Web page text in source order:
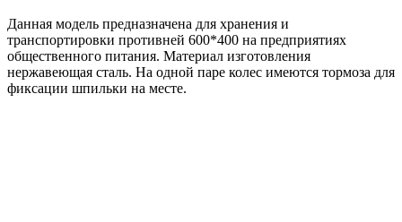
Данная модель предназначена для хранения и
транспортировки противней 600*400 на предприятиях
общественного питания. Материал изготовления
нержавеющая сталь. На одной паре колес имеются тормоза для
фиксации шпильки на месте.